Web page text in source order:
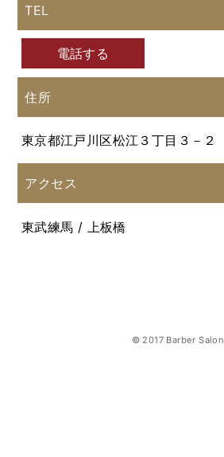
TEL
電話する
住所
東京都江戸川区松江３丁目３－２
アクセス
東武練馬 / 上板橋
© 2017 Barber Salon